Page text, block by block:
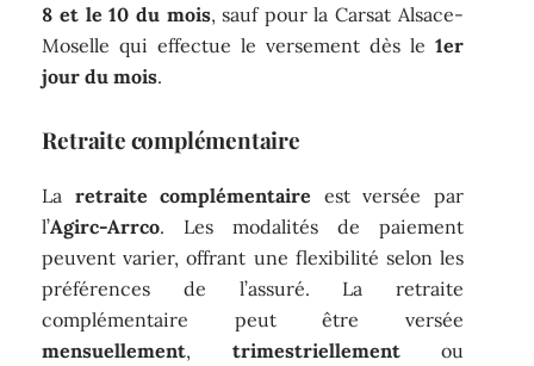
8 et le 10 du mois, sauf pour la Carsat Alsace-
Moselle qui effectue le versement dès le 1er
jour du mois.
Retraite complémentaire
La retraite complémentaire est versée par
l’Agirc-Arrco. Les modalités de paiement
peuvent varier, offrant une flexibilité selon les
préférences de l’assuré. La retraite
complémentaire peut être versée
mensuellement, trimestriellementou